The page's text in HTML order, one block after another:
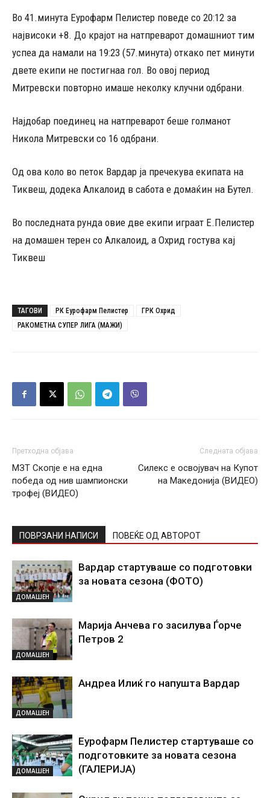
Во 41.минута Еурофарм Пелистер поведе со 20:12 за
највисоки +8. До крајот на натпреварот домашниот тим
успеа да намали на 19:23 (57.минута) откако пет минути
двете екипи не постигнаа гол. Во овој период
Митревски повторно имаше неколку клучни одбрани.
Најдобар поединец на натпреварот беше голманот
Никола Митревски со 16 одбрани.
Од ова коло во петок Вардар ја пречекува екипата на
Тиквеш, додека Алкалоид в сабота е домаќин на Бутел.
Во последната рунда овие две екипи играат Е.Пелистер
на домашен терен со Алкалоид, а Охрид гостува кај
Тиквеш
ТАГОВИ РК Еурофарм Пелистер
ГРК Охрид
РАКОМЕТНА СУПЕР ЛИГА (МАЖИ)
Претходна објава
МЗТ Скопје е на една
победа од нив шампионски
трофеј (ВИДЕО)
Следната објава
Силекс е освојувач на Купот
на Македонија (ВИДЕО)
ПОВРЗАНИ НАПИСИ ПОВЕЌЕ ОД АВТОРОТ
ДОМАШЕН
Вардар стартуваше со подготовки
за новата сезона (ФОТО)
ДОМАШЕН
Марија Анчева го засилува Ѓорче
Петров 2
ДОМАШЕН
Андреа Илиќ го напушта Вардар
ДОМАШЕН
Еурофарм Пелистер стартуваше со
подготовките за новата сезона
(ГАЛЕРИЈА)